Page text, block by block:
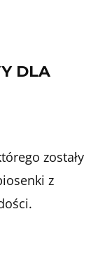
DLA
zostały
z